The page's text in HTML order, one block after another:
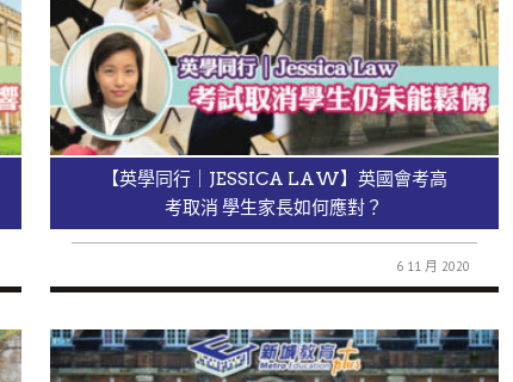
【英學同行｜JESSICA LAW】英國會考高
考取消 學生家長如何應對？
6 11 月 2020